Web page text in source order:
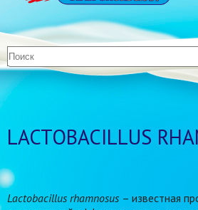
LACTOBACILLUS
Lactobacillus rhamnosus – известная